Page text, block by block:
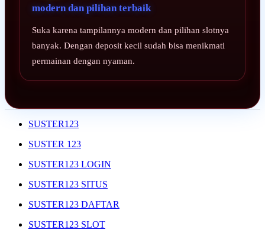
modern dan pilihan terbaik
Suka karena tampilannya modern dan pilihan slotnya
banyak. Dengan deposit kecil sudah bisa menikmati
permainan dengan nyaman.
SUSTER123
SUSTER 123
SUSTER123 LOGIN
SUSTER123 SITUS
SUSTER123 DAFTAR
SUSTER123 SLOT